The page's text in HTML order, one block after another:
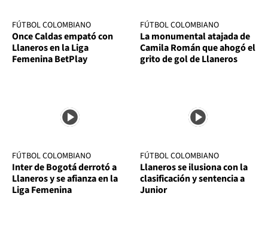
FÚTBOL COLOMBIANO
Once Caldas empató con
Llaneros en la Liga
Femenina BetPlay
FÚTBOL COLOMBIANO
La monumental atajada de
Camila Román que ahogó el
grito de gol de Llaneros
FÚTBOL COLOMBIANO
Inter de Bogotá derrotó a
Llaneros y se afianza en la
Liga Femenina
FÚTBOL COLOMBIANO
Llaneros se ilusiona con la
clasificación y sentencia a
Junior